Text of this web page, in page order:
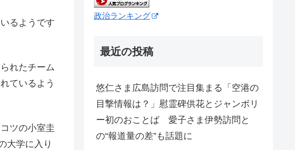
るようです
れたチーム
ているよう
ツの小室圭
大学に入り
政治ランキング
最近の投稿
悠仁さま広島訪問で注目集まる「空港の
目撃情報は？」慰霊碑供花とジャンボリ
ー初のおことば 愛子さま伊勢訪問と
の“報道量の差”も話題に